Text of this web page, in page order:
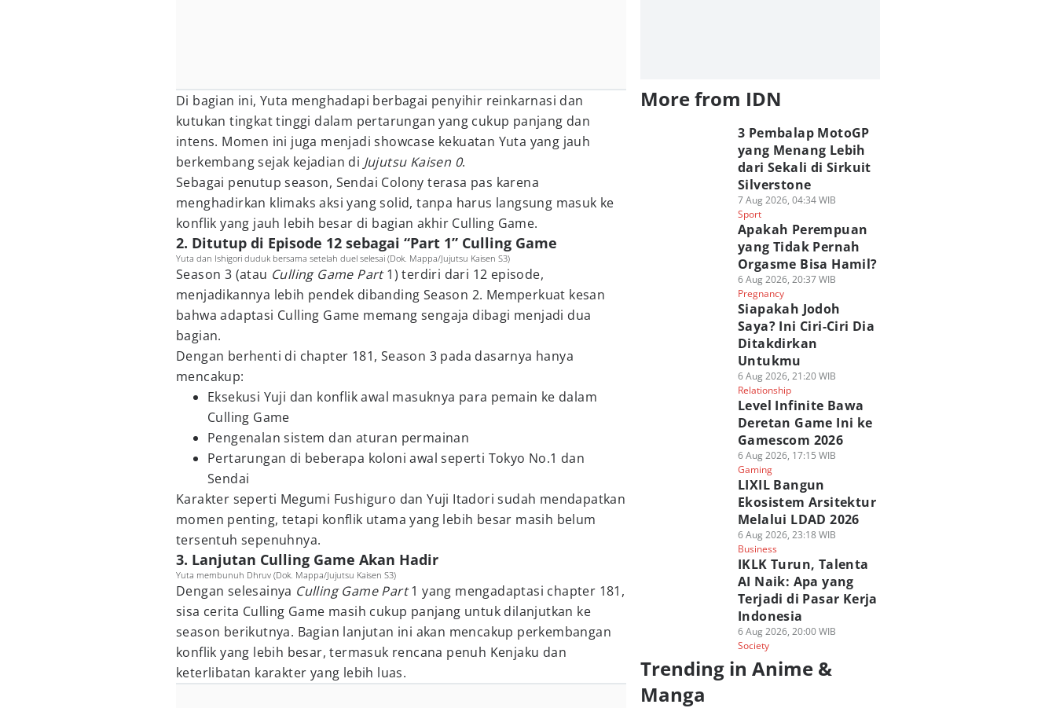
Di bagian ini, Yuta menghadapi berbagai penyihir reinkarnasi dan
kutukan tingkat tinggi dalam pertarungan yang cukup panjang dan
intens. Momen ini juga menjadi showcase kekuatan Yuta yang jauh
berkembang sejak kejadian di Jujutsu Kaisen 0.
Sebagai penutup season, Sendai Colony terasa pas karena
menghadirkan klimaks aksi yang solid, tanpa harus langsung masuk ke
konflik yang jauh lebih besar di bagian akhir Culling Game.
2. Ditutup di Episode 12 sebagai “Part 1” Culling Game
Yuta dan Ishigori duduk bersama setelah duel selesai (Dok. Mappa/Jujutsu Kaisen S3)
Season 3 (atau Culling Game Part1) terdiri dari 12 episode,
menjadikannya lebih pendek dibanding Season 2. Memperkuat kesan
bahwa adaptasi Culling Game memang sengaja dibagi menjadi dua
bagian.
Dengan berhenti di chapter 181, Season 3 pada dasarnya hanya
mencakup:
Eksekusi Yuji dan konflik awal masuknya para pemain ke dalam
Culling Game
Pengenalan sistem dan aturan permainan
Pertarungan di beberapa koloni awal seperti Tokyo No.1 dan
Sendai
Karakter seperti Megumi Fushiguro dan Yuji Itadori sudah mendapatkan
momen penting, tetapi konflik utama yang lebih besar masih belum
tersentuh sepenuhnya.
3. Lanjutan Culling Game Akan Hadir
Yuta membunuh Dhruv (Dok. Mappa/Jujutsu Kaisen S3)
Dengan selesainya Culling Game Part1 yang mengadaptasi chapter 181,
sisa cerita Culling Game masih cukup panjang untuk dilanjutkan ke
season berikutnya. Bagian lanjutan ini akan mencakup perkembangan
konflik yang lebih besar, termasuk rencana penuh Kenjaku dan
keterlibatan karakter yang lebih luas.
More from IDN
3 Pembalap MotoGP
yang Menang Lebih
dari Sekali di Sirkuit
Silverstone
7 Aug 2026, 04:34 WIB
Sport
Apakah Perempuan
yang Tidak Pernah
Orgasme Bisa Hamil?
6 Aug 2026, 20:37 WIB
Pregnancy
Siapakah Jodoh
Saya? Ini Ciri-Ciri Dia
Ditakdirkan
Untukmu
6 Aug 2026, 21:20 WIB
Relationship
Level Infinite Bawa
Deretan Game Ini ke
Gamescom 2026
6 Aug 2026, 17:15 WIB
Gaming
LIXIL Bangun
Ekosistem Arsitektur
Melalui LDAD 2026
6 Aug 2026, 23:18 WIB
Business
IKLK Turun, Talenta
AI Naik: Apa yang
Terjadi di Pasar Kerja
Indonesia
6 Aug 2026, 20:00 WIB
Society
Trending in Anime &
Manga